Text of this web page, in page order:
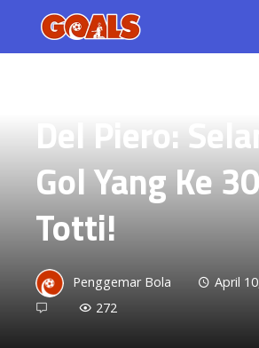
Del Piero:
Gol Yang Ke
Totti!
Penggemar Bola
April
272